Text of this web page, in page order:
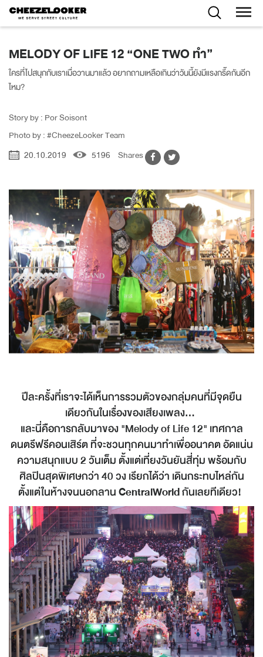
MELODY OF LIFE 12 “ONE TWO ทำ”
ใครที่ไปสนุกกับเราเมื่อวานมาแล้ว อยากถามเหลือเกินว่าวันนี้ยังมีแรงกรี๊ดกันอีก
ไหม?
Story by : Por Soisont
Photo by : #CheezeLooker Team
20.10.2019
5196 Shares
ปีละครั้งที่เราจะได้เห็นการรวมตัวของกลุ่มคนที่มีจุดยืน
เดียวกันในเรื่องของเสียงเพลง...
และนี่คือการกลับมาของ "Melody of Life 12" เทศกาล
ดนตรีฟรีคอนเสิร์ต ที่จะชวนทุกคนมาทำเพื่ออนาคต อัดแน่น
ความสนุกแบบ 2 วันเต็ม ตั้งแต่เที่ยงวันยันสี่ทุ่ม พร้อมกับ
ศิลปินสุดพิเศษกว่า 40 วง เรียกได้ว่า เดินกระทบไหล่กัน
ตั้งแต่ในห้างจนนอกลานCentralWorldกันเลยทีเดียว!